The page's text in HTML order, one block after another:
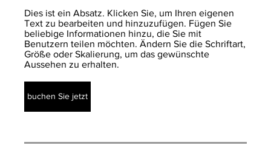
Dies ist ein Absatz. Klicken Sie, um Ihren eigenen
Text zu bearbeiten und hinzuzufügen. Fügen Sie
beliebige Informationen hinzu, die Sie mit
Benutzern teilen möchten. Ändern Sie die Schriftart,
Größe oder Skalierung, um das gewünschte
Aussehen zu erhalten.
buchen Sie jetzt